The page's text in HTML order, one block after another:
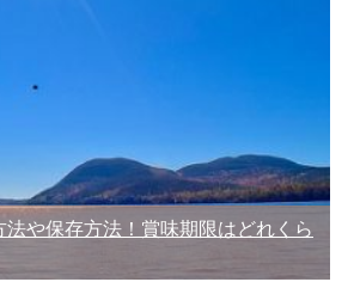
法や保存方法！賞味期限はどれくら